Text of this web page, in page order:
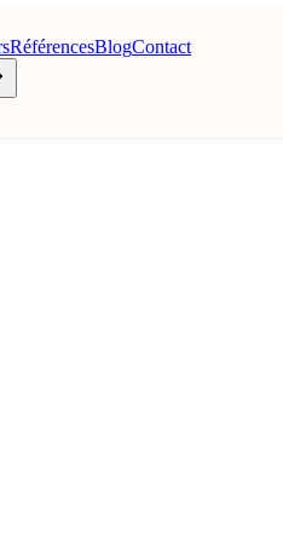
RéférencesBlogContact